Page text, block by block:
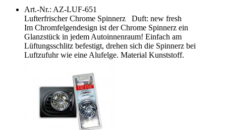
Art.-Nr.: AZ-LUF-651
Lufterfrischer Chrome Spinnerz Duft: new fresh
Im Chromfelgendesign ist der Chrome Spinnerz ein
Glanzstück in jedem Autoinnenraum! Einfach am
Lüftungsschlitz befestigt, drehen sich die Spinnerz bei
Luftzufuhr wie eine Alufelge. Material Kunststoff.